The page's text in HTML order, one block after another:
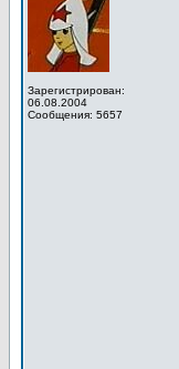
Зарегистрирован:
06.08.2004
Сообщения: 5657